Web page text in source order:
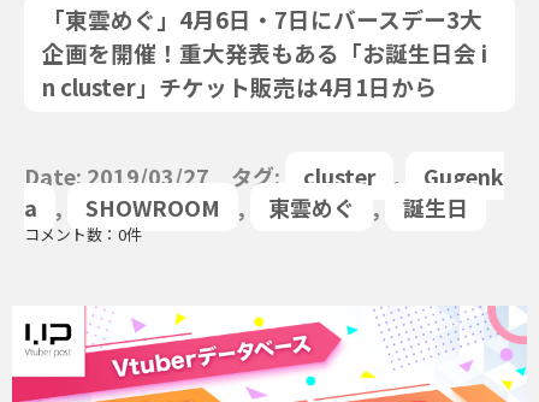
「東雲めぐ」4月6日・7日にバースデー3大
企画を開催！重大発表もある「お誕生日会 i
n cluster」チケット販売は4月1日から
Date: 2019/03/27 タグ: cluster ,
Gugenk
a
, SHOWROOM , 東雲めぐ , 誕生日
コメント数：0件